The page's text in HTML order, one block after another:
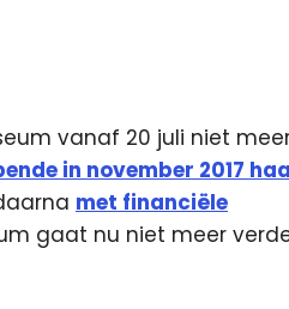
vanaf 20 juli niet
in november 2017
met financiële
gaat nu niet meer